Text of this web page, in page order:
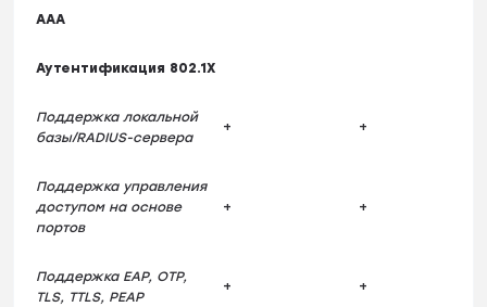
AAA
Аутентификация 802.1X
Поддержка локальной
базы/RADIUS-сервера
+ +
Поддержка управления
доступом на основе
портов
+ +
Поддержка EAP, OTP,
TLS, TTLS, PEAP
+ +